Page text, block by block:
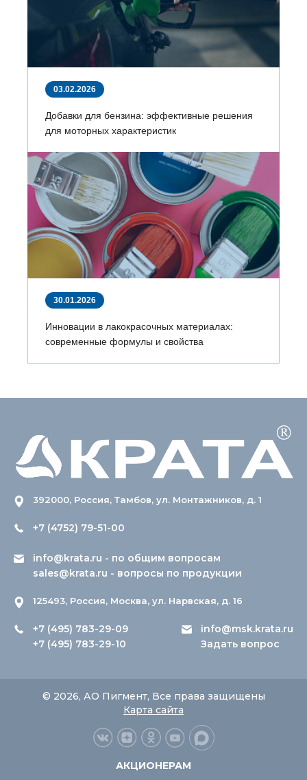
03.02.2026
Добавки для бензина: эффективные решения
для моторных характеристик
30.01.2026
Инновации в лакокрасочных материалах:
современные формулы и свойства
392000, Россия, Тамбов, ул. Монтажников, д. 1
+7 (4752) 79-51-00
info@krata.ru - по общим вопросам
sales@krata.ru - вопросы по продукции
125493, Россия, Москва, ул. Нарвская, д. 16
+7 (495) 783-29-09
+7 (495) 783-29-10
info@msk.krata.ru
Задать вопрос
© 2026, АО Пигмент, Все права защищены
Карта сайта
АКЦИОНЕРАМ